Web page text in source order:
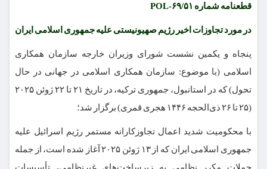
قطعنامه شماره ۶۹/۵۱-POL
در مورد تجاوزات اخیر رژیم صهیونیستی علیه جمهوری اسلامی ایران
پنجاه و یکمین نشست شورای وزیران خارجه سازمان همکاری
اسلامی (با موضوع: سازمان همکاری اسلامی در جهانی در حال
تحول) که در استانبول، جمهوری ترکیه، در تاریخ ۲۱ تا ۲۲ ژوئن ۲۰۲۵
(۲۵ تا ۲۶ ذی‌الحجه ۱۴۴۶ هجری قمری) برگزار شد؛
با محکومیت شدید اعمال تجاوزکارانه مستمر رژیم اسرائیل علیه
جمهوری اسلامی ایران که از ۱۳ ژوئن ۲۰۲۵ آغاز شده است، از جمله
حملات مکرر نظامی به زیرساخت‌های غیرنظامی، تأسیسات